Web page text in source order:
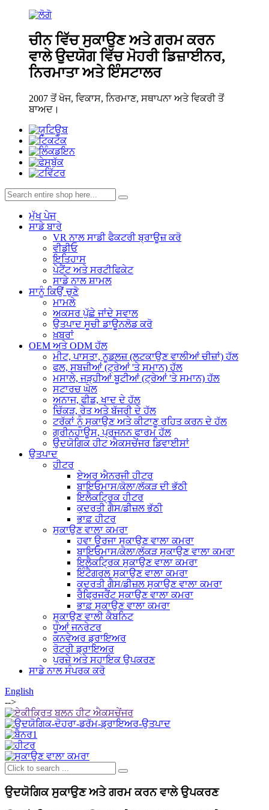
ਚੀਨ ਵਿੱਚ ਸੁਕਾਉਣ ਅਤੇ ਗਰਮ ਕਰਨ
ਵਾਲੇ ਉਦਯੋਗ ਵਿੱਚ ਮੋਹਰੀ ਡਿਜ਼ਾਈਨਰ,
ਨਿਰਮਾਤਾ ਅਤੇ ਇੰਸਟਾਲਰ
2007 ਤੋਂ ਖੋਜ, ਵਿਕਾਸ, ਨਿਰਮਾਣ, ਸਥਾਪਨਾ ਅਤੇ ਵਿਕਰੀ ਤੋਂ
ਬਾਅਦ।
ਮੁੱਖ ਪੇਜ
ਸਾਡੇ ਬਾਰੇ
VR ਨਾਲ ਸਾਡੀ ਫੈਕਟਰੀ ਬ੍ਰਾਊਜ਼ ਕਰੋ
ਵੀਡੀਓ
ਇਤਿਹਾਸ
ਪੇਟੈਂਟ ਅਤੇ ਸਰਟੀਫਿਕੇਟ
ਸਾਡੇ ਨਾਲ ਸ਼ਾਮਲ
ਸਾਨੂੰ ਕਿਉਂ ਚੁਣੋ
ਮਾਮਲੇ
ਅਕਸਰ ਪੁੱਛੇ ਜਾਂਦੇ ਸਵਾਲ
ਉਤਪਾਦ ਸੂਚੀ ਡਾਊਨਲੋਡ ਕਰੋ
ਖ਼ਬਰਾਂ
OEM ਅਤੇ ODM ਹੱਲ
ਮੀਟ, ਪਾਸਤਾ, ਨੂਡਲਜ਼ (ਲਟਕਾਉਣ ਵਾਲੀਆਂ ਚੀਜ਼ਾਂ) ਹੱਲ
ਫਲ, ਸਬਜ਼ੀਆਂ (ਟ੍ਰੇਆਂ 'ਤੇ ਸਮਾਨ) ਹੱਲ
ਮਸਾਲੇ, ਜੜ੍ਹੀਆਂ ਬੂਟੀਆਂ (ਟ੍ਰੇਆਂ 'ਤੇ ਸਮਾਨ) ਹੱਲ
ਸਟਾਰਚ ਘੋਲ
ਅਨਾਜ, ਫੀਡ, ਖਾਦ ਦੇ ਹੱਲ
ਚਿੱਕੜ, ਰੇਤ ਅਤੇ ਬੱਜਰੀ ਦੇ ਹੱਲ
ਟਰੱਕਾਂ ਨੂੰ ਸੁਕਾਉਣ ਅਤੇ ਕੀਟਾਣੂ ਰਹਿਤ ਕਰਨ ਦੇ ਹੱਲ
ਗ੍ਰੀਨਹਾਊਸ, ਪ੍ਰਜਨਨ ਫਾਰਮ ਹੱਲ
ਉਦਯੋਗਿਕ ਹੀਟ ਐਕਸਚੇਂਜਰ ਡਿਵਾਈਸਾਂ
ਉਤਪਾਦ
ਹੀਟਰ
ਏਅਰ ਐਨਰਜੀ ਹੀਟਰ
ਬਾਇਓਮਾਸ/ਕੋਲਾ/ਲੱਕੜ ਦੀ ਭੱਠੀ
ਇਲੈਕਟ੍ਰਿਕ ਹੀਟਰ
ਕੁਦਰਤੀ ਗੈਸ/ਡੀਜ਼ਲ ਭੱਠੀ
ਭਾਫ਼ ਹੀਟਰ
ਸੁਕਾਉਣ ਵਾਲਾ ਕਮਰਾ
ਹਵਾ ਊਰਜਾ ਸੁਕਾਉਣ ਵਾਲਾ ਕਮਰਾ
ਬਾਇਓਮਾਸ/ਕੋਲਾ/ਲੱਕੜ ਸੁਕਾਉਣ ਵਾਲਾ ਕਮਰਾ
ਇਲੈਕਟ੍ਰਿਕ ਸੁਕਾਉਣ ਵਾਲਾ ਕਮਰਾ
ਇੰਟੈਗਰਲ ਸੁਕਾਉਣ ਵਾਲਾ ਕਮਰਾ
ਕੁਦਰਤੀ ਗੈਸ/ਡੀਜ਼ਲ ਸੁਕਾਉਣ ਵਾਲਾ ਕਮਰਾ
ਰੈਫ੍ਰਿਜਰੈਂਟ ਸੁਕਾਉਣ ਵਾਲਾ ਕਮਰਾ
ਭਾਫ਼ ਸੁਕਾਉਣ ਵਾਲਾ ਕਮਰਾ
ਸੁਕਾਉਣ ਵਾਲੀ ਕੈਬਨਿਟ
ਧੂੰਆਂ ਜਨਰੇਟਰ
ਕਨਵੇਅਰ ਡ੍ਰਾਇਅਰ
ਰੋਟਰੀ ਡ੍ਰਾਇਅਰ
ਪੁਰਜ਼ੇ ਅਤੇ ਸਹਾਇਕ ਉਪਕਰਣ
ਸਾਡੇ ਨਾਲ ਸੰਪਰਕ ਕਰੋ
English
-->
ਉਦਯੋਗਿਕ ਸੁਕਾਉਣ ਅਤੇ ਗਰਮ ਕਰਨ ਵਾਲੇ ਉਪਕਰਣ